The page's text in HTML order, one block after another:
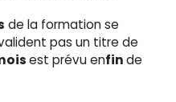
de la formation se
pas un titre de
est prévu enfinde